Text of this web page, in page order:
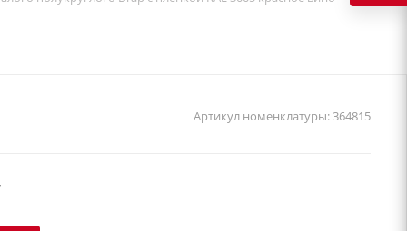
Артикул номенклатуры:364815